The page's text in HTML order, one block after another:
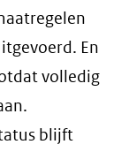
En
volledig
blijft